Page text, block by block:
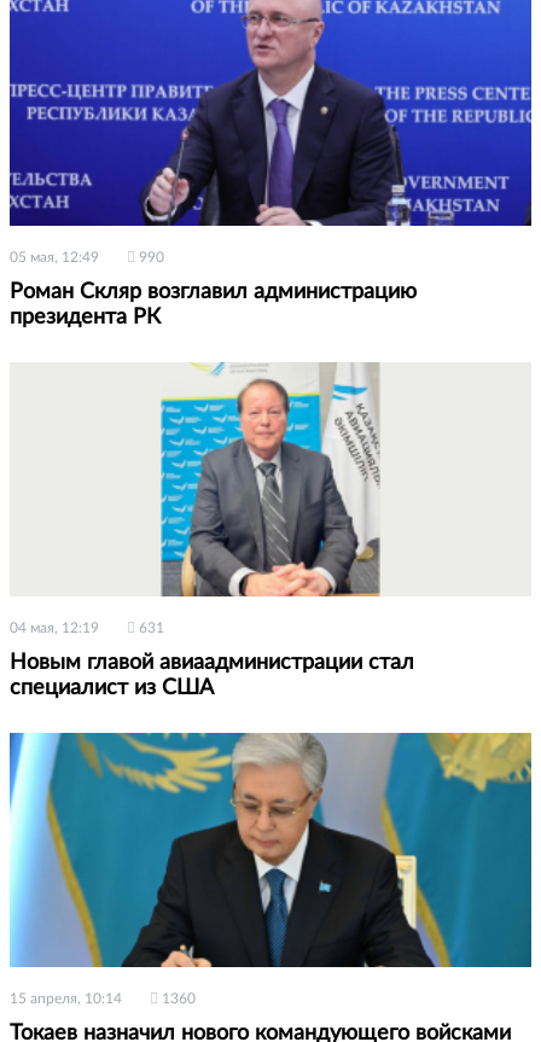
05 мая, 12:49 990
Роман Скляр возглавил администрацию
президента РК
04 мая, 12:19 631
Новым главой авиаадминистрации стал
специалист из США
15 апреля, 10:14 1360
Токаев назначил нового командующего войсками